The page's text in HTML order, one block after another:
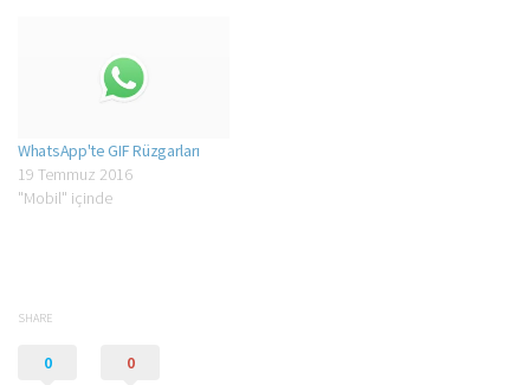
WhatsApp'te GIF Rüzgarları
19 Temmuz 2016
"Mobil" içinde
SHARE
0 0